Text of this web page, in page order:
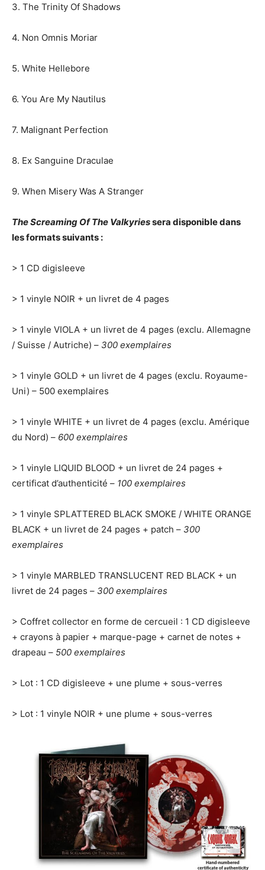
3. The Trinity Of Shadows
4. Non Omnis Moriar
5. White Hellebore
6. You Are My Nautilus
7. Malignant Perfection
8. Ex Sanguine Draculae
9. When Misery Was A Stranger
The Screaming Of The Valkyriessera disponible dans
les formats suivants :
> 1 CD digisleeve
> 1 vinyle NOIR + un livret de 4 pages
> 1 vinyle VIOLA + un livret de 4 pages (exclu. Allemagne
/ Suisse / Autriche) – 300 exemplaires
> 1 vinyle GOLD + un livret de 4 pages (exclu. Royaume-
Uni) – 500 exemplaires
> 1 vinyle WHITE + un livret de 4 pages (exclu. Amérique
du Nord) – 600 exemplaires
> 1 vinyle LIQUID BLOOD + un livret de 24 pages +
certificat d’authenticité – 100 exemplaires
> 1 vinyle SPLATTERED BLACK SMOKE / WHITE ORANGE
BLACK + un livret de 24 pages + patch – 300
exemplaires
> 1 vinyle MARBLED TRANSLUCENT RED BLACK + un
livret de 24 pages – 300 exemplaires
> Coffret collector en forme de cercueil : 1 CD digisleeve
+ crayons à papier + marque-page + carnet de notes +
drapeau – 500 exemplaires
> Lot : 1 CD digisleeve + une plume + sous-verres
> Lot : 1 vinyle NOIR + une plume + sous-verres